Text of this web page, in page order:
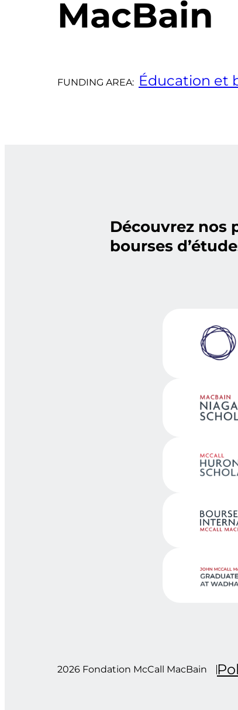
MacBain
FUNDING AREA: Éducation et
Découvrez nos
bourses
2026 Fondation McCall MacBain